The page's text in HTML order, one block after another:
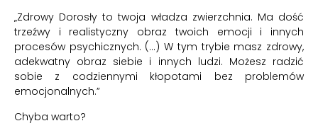
„Zdrowy Dorosły to twoja władza zwierzchnia. Ma dość
trzeźwy i realistyczny obraz twoich emocji i innych
procesów psychicznych. (…) W tym trybie masz zdrowy,
adekwatny obraz siebie i innych ludzi. Możesz radzić
sobie z codziennymi kłopotami bez problemów
emocjonalnych.”
Chyba warto?